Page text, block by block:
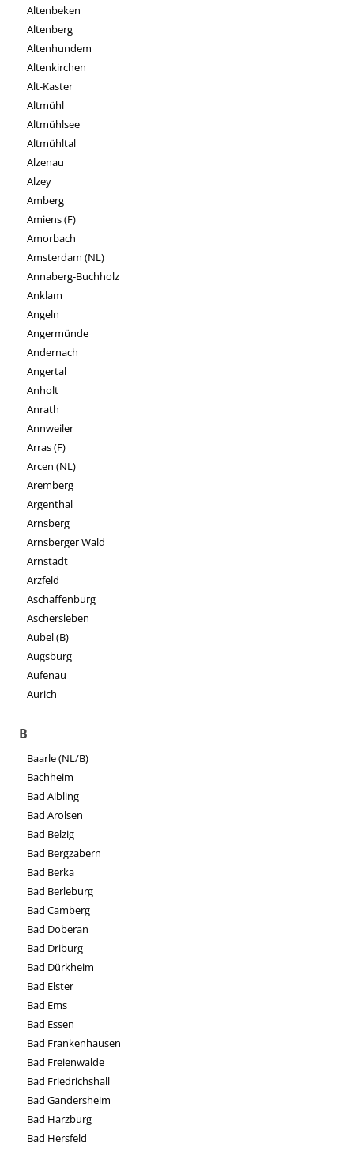
Altenbeken
Altenberg
Altenhundem
Altenkirchen
Alt-Kaster
Altmühl
Altmühlsee
Altmühltal
Alzenau
Alzey
Amberg
Amiens (F)
Amorbach
Amsterdam (NL)
Annaberg-Buchholz
Anklam
Angeln
Angermünde
Andernach
Angertal
Anholt
Anrath
Annweiler
Arras (F)
Arcen (NL)
Aremberg
Argenthal
Arnsberg
Arnsberger Wald
Arnstadt
Arzfeld
Aschaffenburg
Aschersleben
Aubel (B)
Augsburg
Aufenau
Aurich
B
Baarle (NL/B)
Bachheim
Bad Aibling
Bad Arolsen
Bad Belzig
Bad Bergzabern
Bad Berka
Bad Berleburg
Bad Camberg
Bad Doberan
Bad Driburg
Bad Dürkheim
Bad Elster
Bad Ems
Bad Essen
Bad Frankenhausen
Bad Freienwalde
Bad Friedrichshall
Bad Gandersheim
Bad Harzburg
Bad Hersfeld